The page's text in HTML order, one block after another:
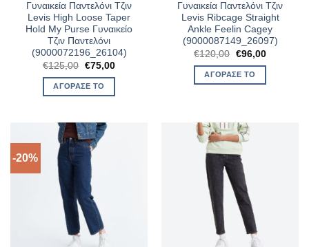
Γυναικεία Παντελόνι Τζιν
Levis High Loose Taper
Hold My Purse Γυναικείο
Τζιν Παντελόνι
(9000072196_26104)
€125,00 Original
price
was:
€125,00.
€75,00Η
ΑΓΌΡΑΣΈ ΤΟ
Γυναικεία Παντελόνι Τζιν
Levis Ribcage Straight
Ankle Feelin Cagey
(9000087149_26097)
€120,00 Original
price
was:
€120,00.
€96,00Η
ΑΓΌΡΑΣΈ ΤΟ
-20%